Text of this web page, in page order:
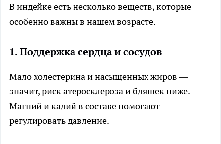
В индейке есть несколько веществ, которые
особенно важны в нашем возрасте.
1. Поддержка сердца и сосудов
Мало холестерина и насыщенных жиров —
значит, риск атеросклероза и бляшек ниже.
Магний и калий в составе помогают
регулировать давление.